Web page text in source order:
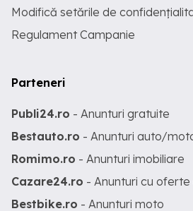
Modifică setările de
Regulament Campanie
Parteneri
Publi24.ro - Anunturi gratuite
Bestauto.ro - Anunturi auto/
Romimo.ro - Anunturi imobiliare
Cazare24.ro - Anunturi cu
Bestbike.ro - Anunturi moto